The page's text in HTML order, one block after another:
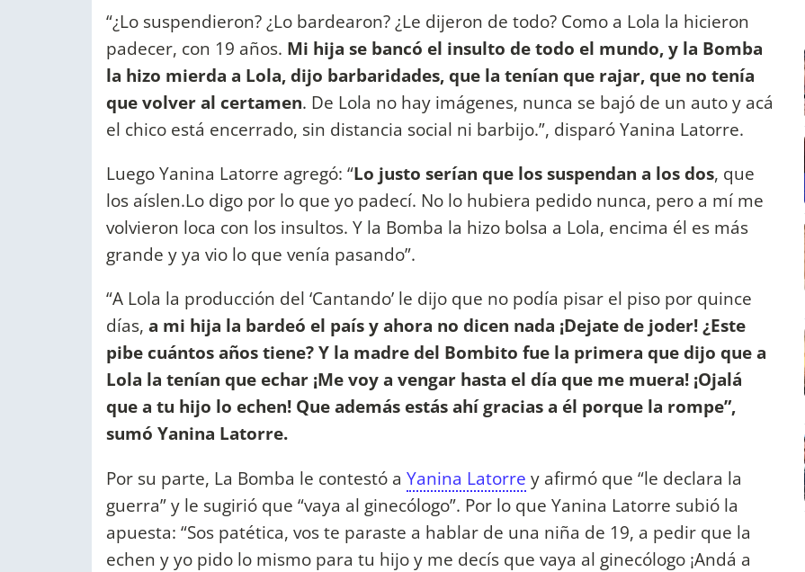
“¿Lo suspendieron? ¿Lo bardearon? ¿Le dijeron de todo? Como a Lola la hicieron
padecer, con 19 años. Mi hija se bancó el insulto de todo el mundo, y la Bomba
la hizo mierda a Lola, dijo barbaridades, que la tenían que rajar, que no tenía
que volver al certamen. De Lola no hay imágenes, nunca se bajó de un auto y acá
el chico está encerrado, sin distancia social ni barbijo.”, disparó Yanina Latorre.
Luego Yanina Latorre agregó: “Lo justo serían que los suspendan a los dos, que
los aíslen.Lo digo por lo que yo padecí. No lo hubiera pedido nunca, pero a mí me
volvieron loca con los insultos. Y la Bomba la hizo bolsa a Lola, encima él es más
grande y ya vio lo que venía pasando”.
“A Lola la producción del ‘Cantando’ le dijo que no podía pisar el piso por quince
días, a mi hija la bardeó el país y ahora no dicen nada ¡Dejate de joder! ¿Este
pibe cuántos años tiene? Y la madre del Bombito fue la primera que dijo que a
Lola la tenían que echar ¡Me voy a vengar hasta el día que me muera! ¡Ojalá
que a tu hijo lo echen! Que además estás ahí gracias a él porque la rompe”,
sumó Yanina Latorre.
Por su parte, La Bomba le contestó a Yanina Latorre y afirmó que “le declara la
guerra” y le sugirió que “vaya al ginecólogo”. Por lo que Yanina Latorre subió la
apuesta: “Sos patética, vos te paraste a hablar de una niña de 19, a pedir que la
echen y yo pido lo mismo para tu hijo y me decís que vaya al ginecólogo ¡Andá a